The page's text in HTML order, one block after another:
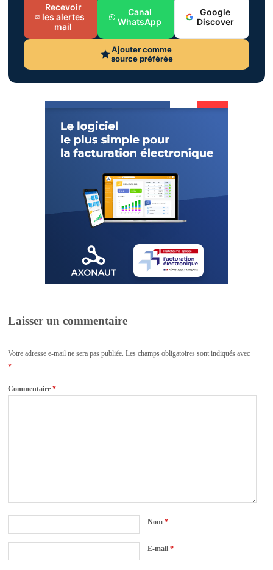
Recevoir
les alertes
mail
Canal
WhatsApp
Google
Discover
Ajouter comme
source préférée
Laisser un commentaire
Votre adresse e-mail ne sera pas publiée. Les champs obligatoires sont indiqués avec
*
Commentaire*
Nom*
E-mail*